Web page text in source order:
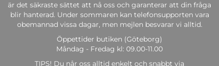
är det säkraste sättet att nå oss och garanterar att din fråga
blir hanterad. Under sommaren kan telefonsupporten vara
obemannad vissa dagar, men mejlen besvarar vi alltid.
Öppettider butiken (Göteborg)
Måndag - Fredag kl: 09.00-11.00
TIPS! Du når oss alltid enkelt och snabbt via